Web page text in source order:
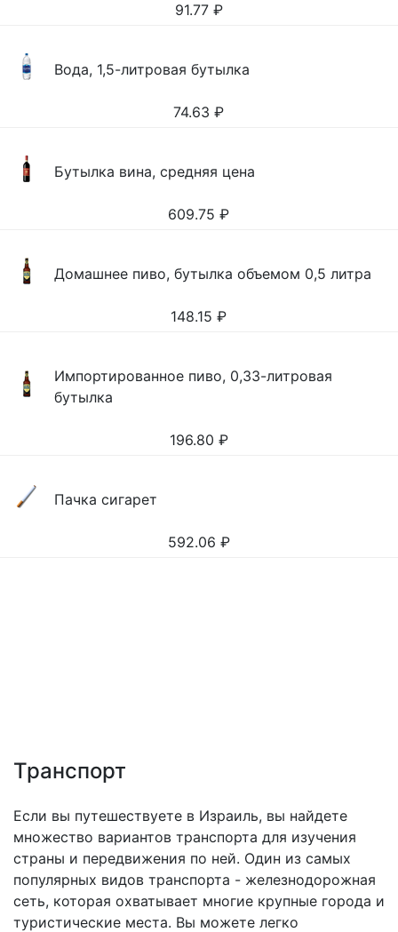
91.77 ₽
Вода, 1,5-литровая бутылка
74.63 ₽
Бутылка вина, средняя цена
609.75 ₽
Домашнее пиво, бутылка объемом 0,5 литра
148.15 ₽
Импортированное пиво, 0,33-литровая
бутылка
196.80 ₽
Пачка сигарет
592.06 ₽
Транспорт
Если вы путешествуете в Израиль, вы найдете
множество вариантов транспорта для изучения
страны и передвижения по ней. Один из самых
популярных видов транспорта - железнодорожная
сеть, которая охватывает многие крупные города и
туристические места. Вы можете легко